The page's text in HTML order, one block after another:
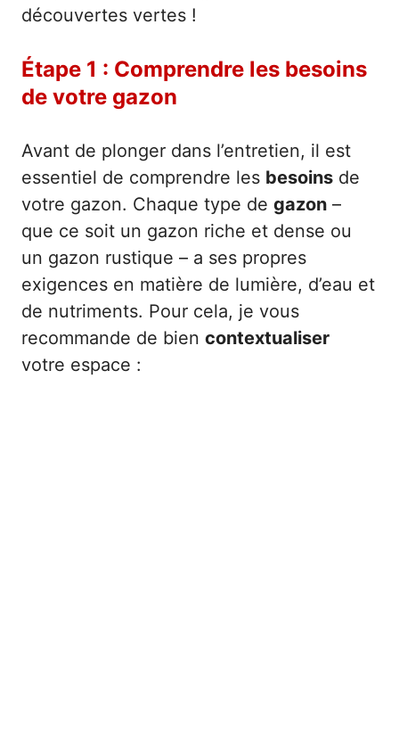
découvertes vertes !
Étape 1 : Comprendre les besoins
de votre gazon
Avant de plonger dans l’entretien, il est
essentiel de comprendre les besoins de
votre gazon. Chaque type de gazon –
que ce soit un gazon riche et dense ou
un gazon rustique – a ses propres
exigences en matière de lumière, d’eau et
de nutriments. Pour cela, je vous
recommande de bien contextualiser
votre espace :